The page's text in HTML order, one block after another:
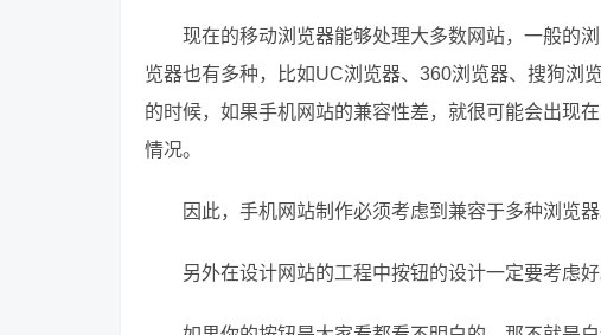
现在的移动浏览器能够处理大多数网站，一般的
览器也有多种，比如UC浏览器、360浏览器、搜狗浏
的时候，如果手机网站的兼容性差，就很可能会出现
情况。
因此，手机网站制作必须考虑到兼容于多种浏览器
另外在设计网站的工程中按钮的设计一定要考虑